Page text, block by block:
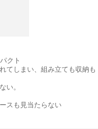
クト
てしまい、組み立ても収納も
い。
スも見当たらない